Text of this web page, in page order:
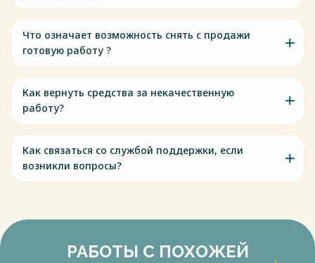
Что означает возможность снять с продажи
готовую работу ?
Как вернуть средства за некачественную
работу?
Как связаться со службой поддержки, если
возникли вопросы?
РАБОТЫ С ПОХОЖЕЙ